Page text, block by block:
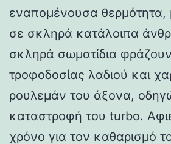
εναπομένουσα θερμότητα,
σε σκληρά κατάλοιπα
σκληρά σωματίδια
τροφοδοσίας λαδιού και
ρουλεμάν του άξονα,
καταστροφή του turbo.
χρόνο για τον καθαρισμό